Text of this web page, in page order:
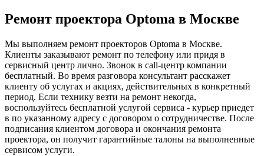
Ремонт проектора Optoma в Москве
Мы выполняем ремонт проекторов Optoma в Москве.
Клиенты заказывают ремонт по телефону или придя в
сервисный центр лично. Звонок в call-центр компании
бесплатный. Во время разговора консультант расскажет
клиенту об услугах и акциях, действительных в конкретный
период. Если технику везти на ремонт некогда,
воспользуйтесь бесплатной услугой сервиса - курьер приедет
в по указанному адресу с договором о сотрудничестве. После
подписания клиентом договора и окончания ремонта
проектора, он получит гарантийные талоны на выполненные
сервисом услуги.